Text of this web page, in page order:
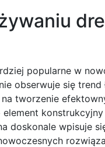
popularne w
obserwuje się
tworzenie
doskonale wpisuje